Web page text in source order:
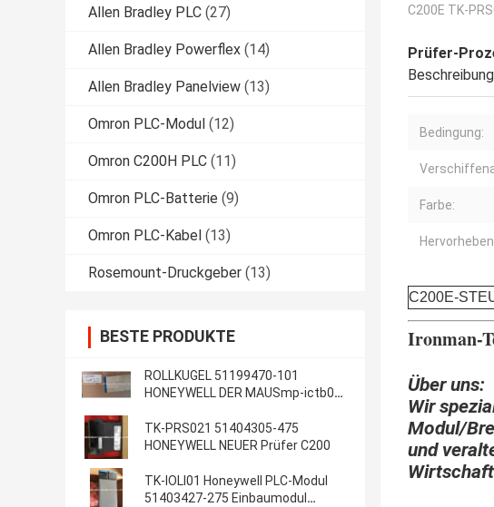
Allen Bradley PLC (27)
Allen Bradley Powerflex (14)
Allen Bradley Panelview (13)
Omron PLC-Modul (12)
Omron C200H PLC (11)
Omron PLC-Batterie (9)
Omron PLC-Kabel (13)
Rosemount-Druckgeber (13)
BESTE PRODUKTE
ROLLKUGEL 51199470-101
HONEYWELL DER MAUSmp-ictb01-
TK-PRS021 51404305-475
HONEYWELL NEUER Prüfer C200
TK-IOLI01 Honeywell PLC-Modul
51403427-275 Einbaumodul
C200E TK-
Prüfer-
Beschreibung
Bedingung:
Farbe:
C200E-
Ironman-
Über uns:
Wir
Modul/
und